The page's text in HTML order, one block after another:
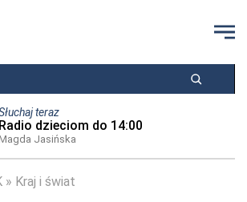
teraz
Radio dzieciom do 14:00
Jasińska
Kraj i świat